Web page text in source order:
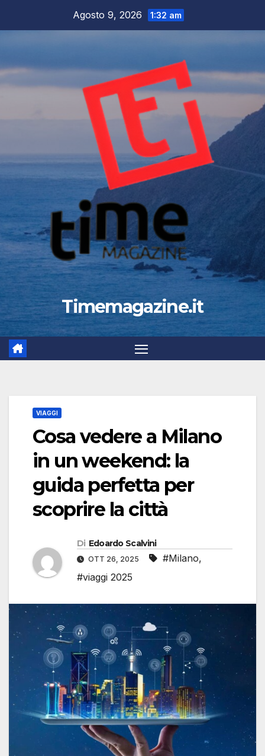
Agosto 9, 2026 1:32 am
Timemagazine.it
VIAGGI
Cosa vedere a Milano
in un weekend: la
guida perfetta per
scoprire la città
Di Edoardo Scalvini
OTT 26, 2025 #Milano,
#viaggi 2025